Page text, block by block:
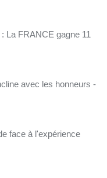
La FRANCE gagne 11
avec les honneurs -
face à l'expérience